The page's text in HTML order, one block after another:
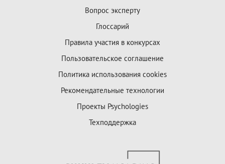
Вопрос эксперту
Глоссарий
Правила участия в конкурсах
Пользовательское соглашение
Политика использования cookies
Рекомендательные технологии
Проекты Psychologies
Техподдержка